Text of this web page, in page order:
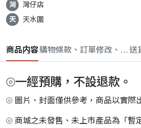
灣
灣仔店
天
天水圍
商品内容購物條款、訂單修改、取消送
⦾一經預購，不設退款。
⦾ 圖片、封面僅供參考，商品以實際
⦾ 商城之未發售、未上市產品為「暫